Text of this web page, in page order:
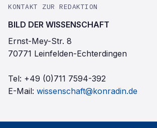
KONTAKT ZUR REDAKTION
BILD DER WISSENSCHAFT
Ernst-Mey-Str. 8
70771 Leinfelden-Echterdingen
Tel: +49 (0)711 7594-392
E-Mail: wissenschaft@konradin.de